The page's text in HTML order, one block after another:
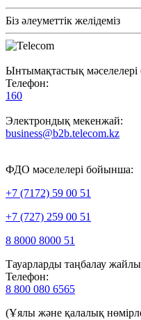
Біз әлеуметтік желідеміз
Ынтымақтастық
Телефон:
160
Электрондық мекенжай:
business@b2b.telecom.kz
ФДО мәселелері бойынша:
+7 (7172) 59 00 51
+7 (727) 259 00 51
8 8000 8000 51
Тауарларды таңбалау
Телефон:
8 800 080 6565
(Ұялы және қалалық